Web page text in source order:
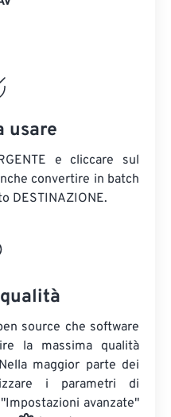
usare
e cliccare sul
convertire in batch
DESTINAZIONE.
source che software
la massima qualità
maggior parte dei
i parametri di
avanzate"